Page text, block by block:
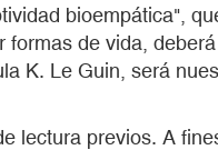
bioempática",
de vida,
K. Le Guin, será
lectura previos. A